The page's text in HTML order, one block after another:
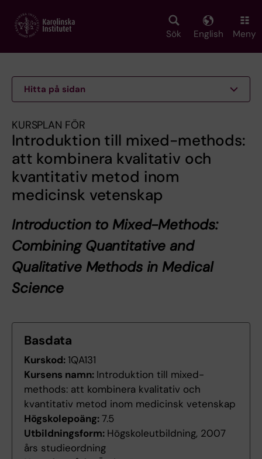
main
Sök English Meny
Hitta på sidan
KURSPLAN FÖR
Introduktion till mixed-methods:
att kombinera kvalitativ och
kvantitativ metod inom
medicinsk vetenskap
Introduction to Mixed-Methods:
Combining Quantitative and
Qualitative Methods in Medical
Science
Basdata
Kurskod:1QA131
Kursens namn: Introduktion till mixed-
methods: att kombinera kvalitativ och
kvantitativ metod inom medicinsk vetenskap
Högskolepoäng:7.5
Utbildningsform: Högskoleutbildning, 2007
års studieordning